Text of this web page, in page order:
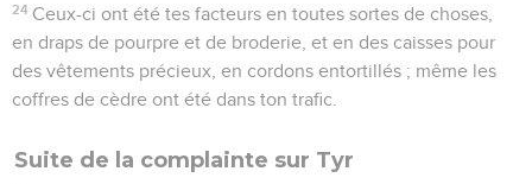
24 Ceux-ci ont été tes facteurs en toutes sortes de choses,
en draps de pourpre et de broderie, et en des caisses pour
des vêtements précieux, en cordons entortillés ; même les
coffres de cèdre ont été dans ton trafic.
Suite de la complainte sur Tyr